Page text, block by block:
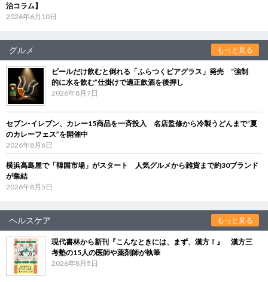
治コラム】
2026年6月10日
グルメ もっと見る
ビールだけ飲むと倒れる「ふらつくビアグラス」発売 “強制
的に水を飲む”仕掛けで適正飲酒を後押し
2026年8月7日
セブン‐イレブン、カレー15商品を一斉投入 名店監修から冷製うどんまで“夏
のカレーフェス”を開催中
2026年8月6日
横浜高島屋で「韓国市場」がスタート 人気グルメから雑貨まで約30ブランド
が集結
2026年8月5日
ヘルスケア もっと見る
現代書林から新刊『こんなときには、まず、漢方！』 漢方三
考塾の15人の医師や薬剤師が執筆
2026年8月5日